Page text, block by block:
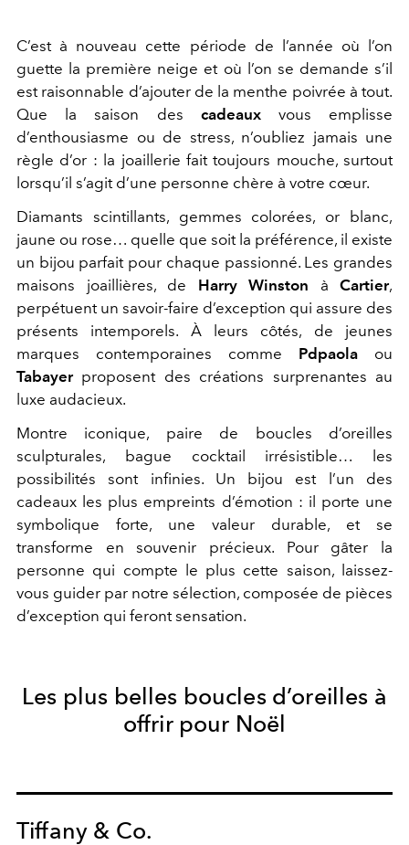
C’est à nouveau cette période de l’année où l’on
guette la première neige et où l’on se demande s’il
est raisonnable d’ajouter de la menthe poivrée à tout.
Que la saison des cadeauxvous emplisse
d’enthousiasme ou de stress, n’oubliez jamais une
règle d’or : la joaillerie fait toujours mouche, surtout
lorsqu’il s’agit d’une personne chère à votre cœur.
Diamants scintillants, gemmes colorées, or blanc,
jaune ou rose… quelle que soit la préférence, il existe
un bijou parfait pour chaque passionné. Les grandes
maisons joaillières, de Harry Winston à Cartier,
perpétuent un savoir-faire d’exception qui assure des
présents intemporels. À leurs côtés, de jeunes
marques contemporaines comme Pdpaola ou
Tabayerproposent des créations surprenantes au
luxe audacieux.
Montre iconique, paire de boucles d’oreilles
sculpturales, bague cocktail irrésistible… les
possibilités sont infinies. Un bijou est l’un des
cadeaux les plus empreints d’émotion : il porte une
symbolique forte, une valeur durable, et se
transforme en souvenir précieux. Pour gâter la
personne qui compte le plus cette saison, laissez-
vous guider par notre sélection, composée de pièces
d’exception qui feront sensation.
Les plus belles boucles d’oreilles à
offrir pour Noël
Tiffany & Co.